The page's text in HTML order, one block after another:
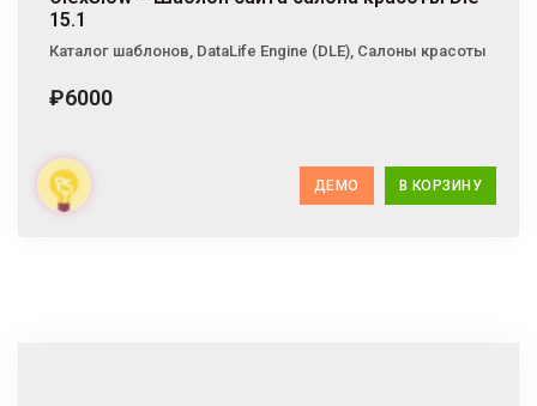
15.1
Каталог шаблонов, DataLife Engine (DLE), Салоны красоты
₽6000
ДЕМО В КОРЗИНУ